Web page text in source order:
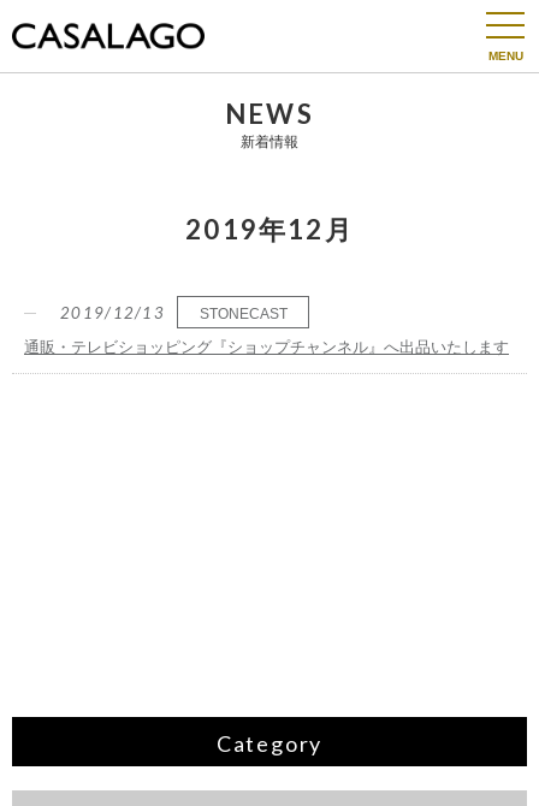
NEWS
新着情報
2019年12月
2019/12/13 STONECAST
通販・テレビショッピング『ショップチャンネル』へ出品いたします
Category